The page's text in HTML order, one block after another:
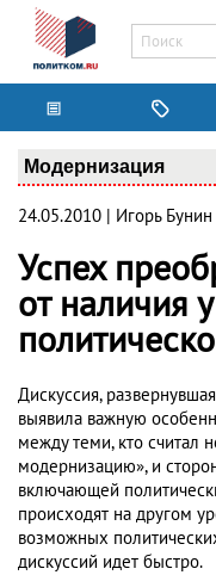
Модернизация
24.05.2010 | Игорь Бунин
Успех
от наличия
Дискуссия,
выявила важную
между теми, кто считал
модернизацию», и
включающей
происходят на другом
возможных
дискуссий идет быстро.